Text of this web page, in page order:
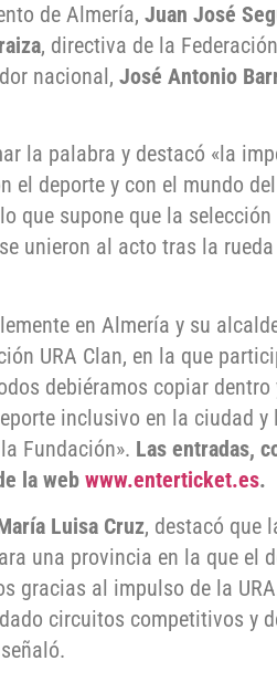
de Almería, Juan José
, directiva de la Federación
nacional, José Antonio
la palabra y destacó «la
el deporte y con el mundo
que supone que la
unieron al acto tras la
en Almería y su
URA Clan, en la que
debiéramos copiar dentro
inclusivo en la ciudad y
Fundación». Las entradas,
la web www.enterticket.es.
Luisa Cruz, destacó que
una provincia en la que el
gracias al impulso de la
circuitos competitivos y